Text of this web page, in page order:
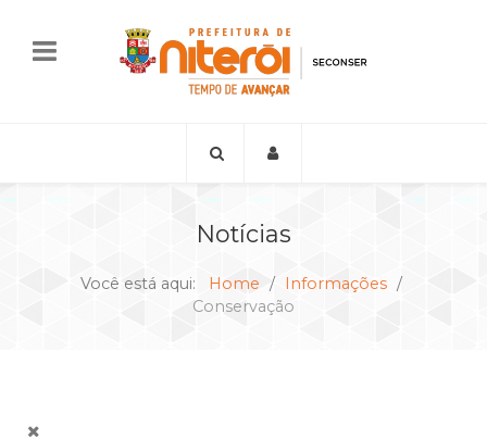
Notícias
Você está aqui: Home
Informações
Conservação